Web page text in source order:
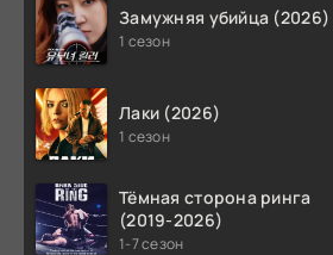
Замужняя убийца (2026)
1 сезон
Лаки (2026)
1 сезон
Тёмная сторона ринга
(2019-2026)
1-7 сезон